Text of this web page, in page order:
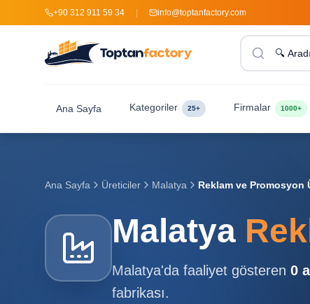
+90 312 911 59 34 info@toptanfactory.com
Ana Sayfa Kategoriler 25+ Firmalar 1000+
Ana Sayfa Üreticiler Malatya Reklam ve Promosyon
Malatya
Malatya'da faaliyet gösteren 0
fabrikası.